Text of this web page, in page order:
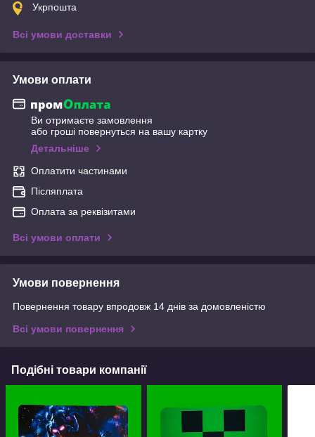
Укрпошта
Всі умови доставки
Умови оплати
Ви отримаєте замовлення
або гроші повернуться на вашу картку
Детальніше
Оплатити частинами
Післяплата
Оплата за реквізитами
Всі умови оплати
Умови повернення
Повернення товару впродовж 14 днів за домовленістю
Всі умови повернення
Подібні товари компанії